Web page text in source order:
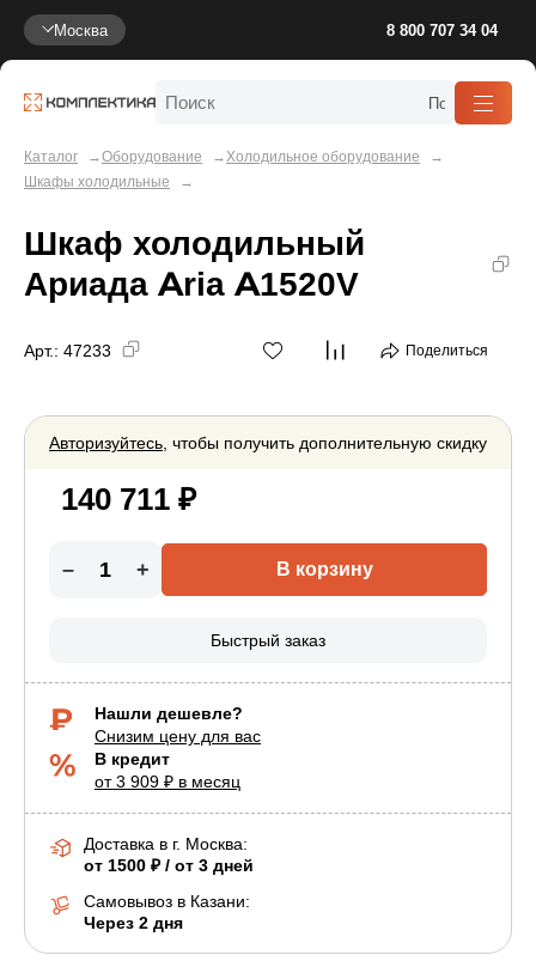
Москва 8 800 707 34 04
Каталог Оборудование
Холодильное оборудование
Шкафы холодильные
Шкаф холодильный
Ариада Aria A1520V
Арт.: 47233 Поделиться
Авторизуйтесь, чтобы получить дополнительную скидку
140 711 ₽
В кредит
от 3 909 ₽ в месяц
Нашли дешевле?
Снизим цену для вас
– + В корзину
Быстрый заказ
Доставка в г. Москва:
от 1500 ₽ / от 3 дней
Самовывоз в Казани:
Через 2 дня